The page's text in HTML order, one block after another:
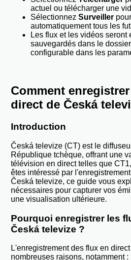
actuel ou télécharger une
SélectionnezSurveiller
automatiquement tous les
Les flux et les vidéos seront
sauvegardés dans le
configurable dans les
Comment
direct de Česká
Introduction
Česká televize (CT) est le
République tchèque, offrant une
télévision en direct telles que
êtes intéressé par
Česká televize, ce guide vous
nécessaires pour capturer vos
une visualisation ultérieure.
Pourquoi enregistrer les
Česká televize ?
L'enregistrement des flux en
nombreuses raisons, notamment :